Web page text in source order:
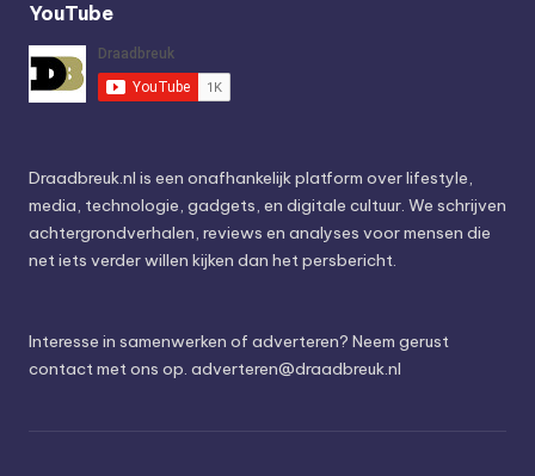
YouTube
Draadbreuk.nl is een onafhankelijk platform over lifestyle,
media, technologie, gadgets, en digitale cultuur. We schrijven
achtergrondverhalen, reviews en analyses voor mensen die
net iets verder willen kijken dan het persbericht.
Interesse in samenwerken of adverteren? Neem gerust
contact met ons op. adverteren@draadbreuk.nl